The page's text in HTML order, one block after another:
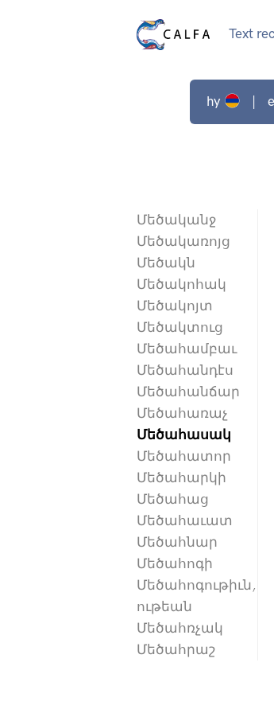
Text
hy |
Մեծականջ
Մեծակառոյց
Մեծակն
Մեծակոհակ
Մեծակոյտ
Մեծակտուց
Մեծահամբաւ
Մեծահանդէս
Մեծահանճար
Մեծահառաչ
Մեծահասակ
Մեծահատոր
Մեծահարկի
Մեծահաց
Մեծահաւատ
Մեծահնար
Մեծահոգի
Մեծահոգութիւն,
ութեան
Մեծահռչակ
Մեծահրաշ